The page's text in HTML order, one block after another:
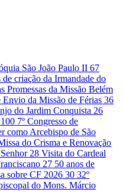
São João Paulo II 67
de criação da Irmandade do
Promessas da Missão Belém
Envio da Missão de Férias 36
do Jardim Conquista 26
100 7º Congresso de
como Arcebispo de São
do Crisma e Renovação
28 Visita do Cardeal
27 50 anos de
sobre CF 2026 30 32º
do Mons. Márcio